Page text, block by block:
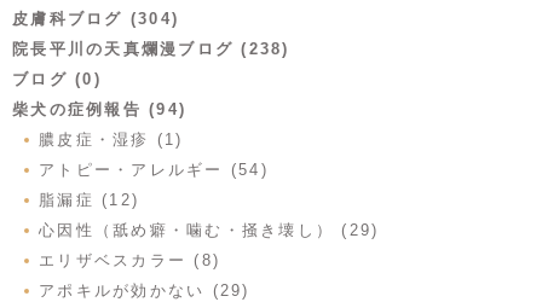
皮膚科ブログ (304)
院長平川の天真爛漫ブログ (238)
ブログ (0)
柴犬の症例報告 (94)
膿皮症・湿疹 (1)
アトピー・アレルギー (54)
脂漏症 (12)
心因性（舐め癖・噛む・掻き壊し） (29)
エリザベスカラー (8)
アポキルが効かない (29)